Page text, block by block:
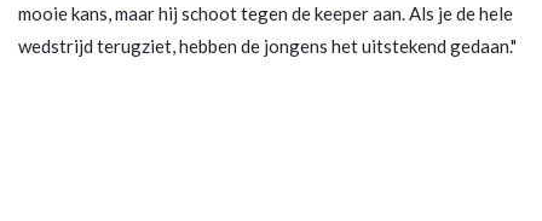
mooie kans, maar hij schoot tegen de keeper aan. Als je de hele
wedstrijd terugziet, hebben de jongens het uitstekend gedaan."